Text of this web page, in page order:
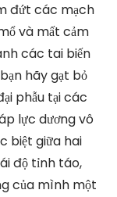
đứt các mạch
và mất cảm
các tai biến
hãy gạt bỏ
phẫu tại các
lực dương vô
biệt giữa hai
độ tỉnh táo,
của mình một